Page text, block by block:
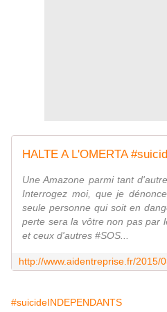
Une Amazone parmi tant
Interrogez moi, que je
seule personne qui soit en
perte sera la vôtre non pas par
et ceux d'autres ‪#‎SOS‬...
#suicideINDEPENDANTS